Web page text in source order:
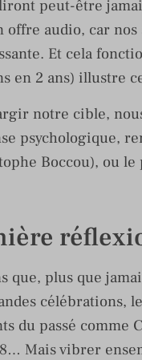
peut-être
offre audio, car
Et cela
en 2 ans) illustre
notre cible,
psychologique,
Boccou), ou
que, plus que
célébrations,
du passé
Mais vibrer